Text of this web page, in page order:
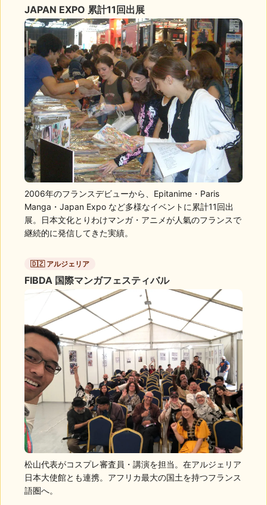
JAPAN EXPO 累計11回出展
2006年のフランスデビューから、Epitanime・Paris
Manga・Japan Expo など多様なイベントに累計11回出
展。日本文化とりわけマンガ・アニメが人氣のフランスで
継続的に発信してきた実績。
🇩🇿 アルジェリア
FIBDA 国際マンガフェスティバル
松山代表がコスプレ審査員・講演を担当。在アルジェリア
日本大使館とも連携。アフリカ最大の国土を持つフランス
語圏へ。